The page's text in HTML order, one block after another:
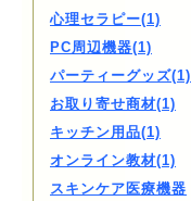
心理セラピー(1)
PC周辺機器(1)
パーティーグッズ(1)
お取り寄せ商材(1)
キッチン用品(1)
オンライン教材(1)
スキンケア医療機器